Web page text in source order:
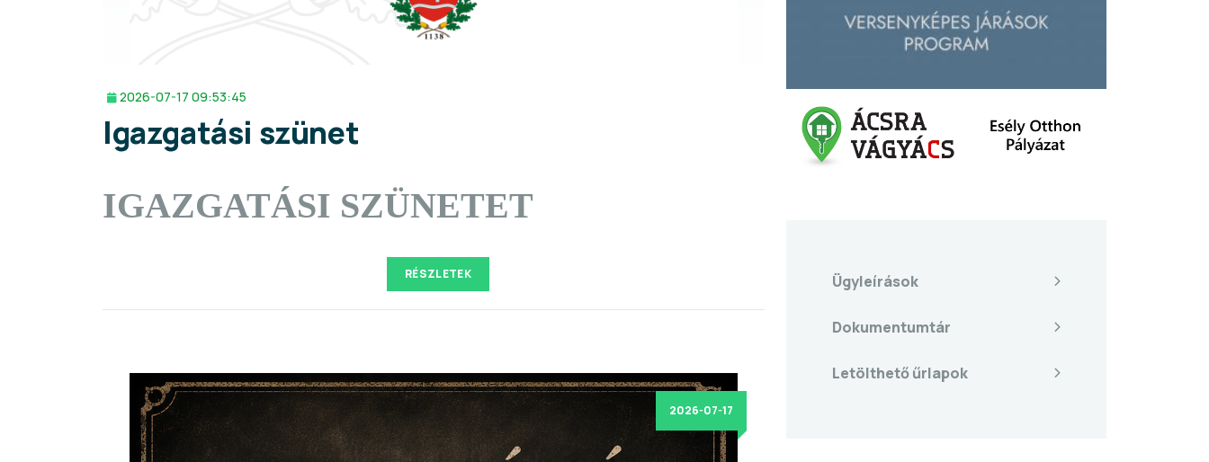
2026-07-17 09:53:45
Igazgatási szünet
IGAZGATÁSI SZÜNETET
RÉSZLETEK
2026-07-17
Ügyleírások
Dokumentumtár
Letölthető űrlapok